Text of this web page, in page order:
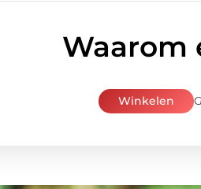
Waarom
Winkelen